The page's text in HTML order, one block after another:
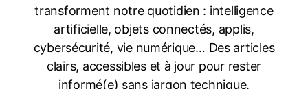
transforment notre quotidien : intelligence
artificielle, objets connectés, applis,
cybersécurité, vie numérique… Des articles
clairs, accessibles et à jour pour rester
informé(e) sans jargon technique.